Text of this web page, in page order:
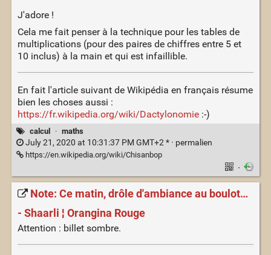
J'adore !
Cela me fait penser à la technique pour les tables de
multiplications (pour des paires de chiffres entre 5 et
10 inclus) à la main et qui est infaillible.
En fait l'article suivant de Wikipédia en français résume
bien les choses aussi :
https://fr.wikipedia.org/wiki/Dactylonomie:-)
calcul · maths
July 21, 2020 at 10:31:37 PM GMT+2 * · permalien
https://en.wikipedia.org/wiki/Chisanbop
·
Note: Ce matin, drôle d'ambiance au boulot…
- Shaarli ¦ Orangina Rouge
Attention : billet sombre.